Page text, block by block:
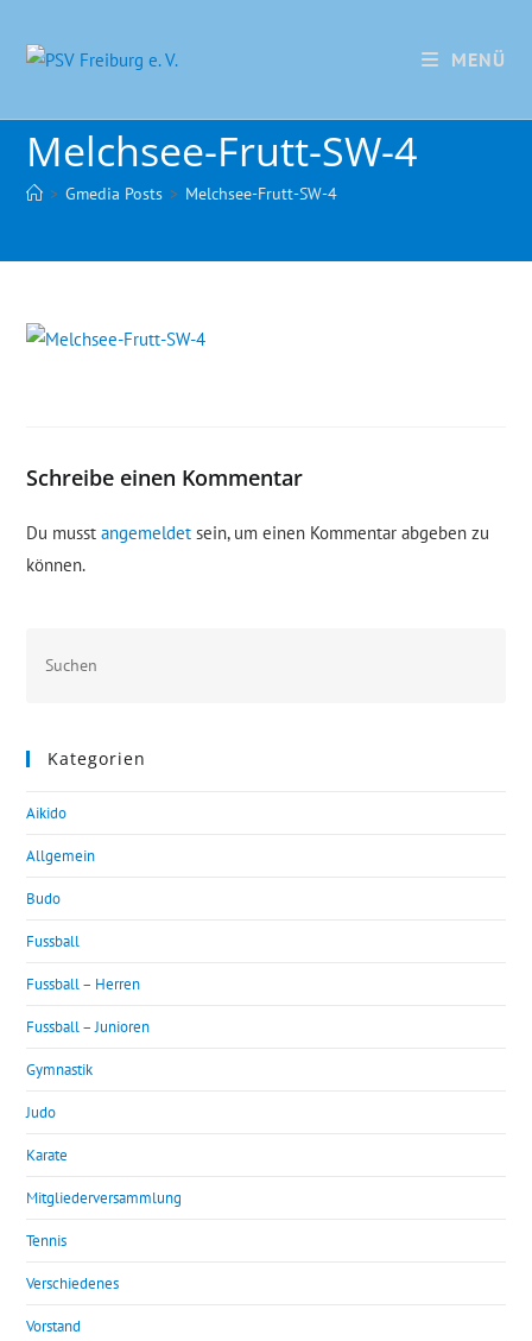
MENÜ
Melchsee-Frutt-SW-4
> Gmedia Posts > Melchsee-Frutt-SW-4
Schreibe einen Kommentar
Du musstangemeldet sein, um einen Kommentar abgeben zu
können.
Kategorien
Aikido
Allgemein
Budo
Fussball
Fussball – Herren
Fussball – Junioren
Gymnastik
Judo
Karate
Mitgliederversammlung
Tennis
Verschiedenes
Vorstand